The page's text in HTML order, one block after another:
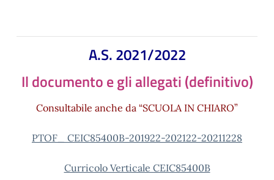
A.S. 2021/2022
Il documento e gli allegati (definitivo)
Consultabile anche da “SCUOLA IN CHIARO”
PTOF_ CEIC85400B-201922-202122-20211228
Curricolo Verticale CEIC85400B